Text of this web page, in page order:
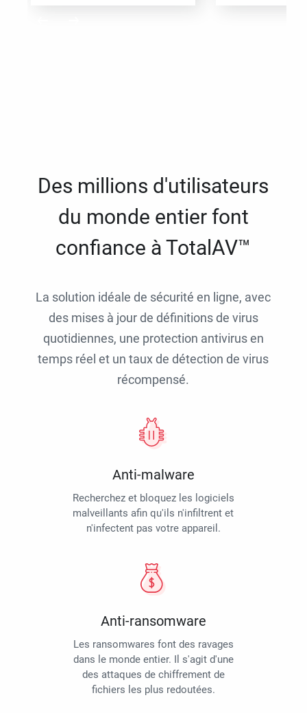
Des millions d'utilisateurs
du monde entier font
confiance à TotalAV™
La solution idéale de sécurité en ligne, avec
des mises à jour de définitions de virus
quotidiennes, une protection antivirus en
temps réel et un taux de détection de virus
récompensé.
Anti-malware
Recherchez et bloquez les logiciels
malveillants afin qu'ils n'infiltrent et
n'infectent pas votre appareil.
Anti-ransomware
Les ransomwares font des ravages
dans le monde entier. Il s'agit d'une
des attaques de chiffrement de
fichiers les plus redoutées.